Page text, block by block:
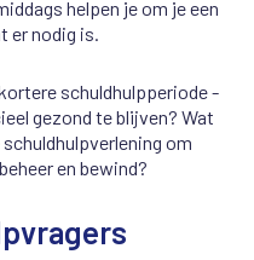
helpen je om je een
er nodig is.
schuldhulpperiode -
gezond te blijven? Wat
om
en bewind?